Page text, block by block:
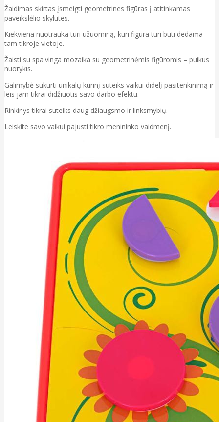
Žaidimas skirtas įsmeigti geometrines figūras į atitinkamas
paveikslėlio skylutes.
Kiekviena nuotrauka turi užuominą, kuri figūra turi būti dedama
tam tikroje vietoje.
Žaisti su spalvinga mozaika su geometrinėmis figūromis – puikus
nuotykis.
Galimybė sukurti unikalų kūrinį suteiks vaikui didelį pasitenkinimą ir
leis jam tikrai didžiuotis savo darbo efektu.
Rinkinys tikrai suteiks daug džiaugsmo ir linksmybių.
Leiskite savo vaikui pajusti tikro menininko vaidmenį.